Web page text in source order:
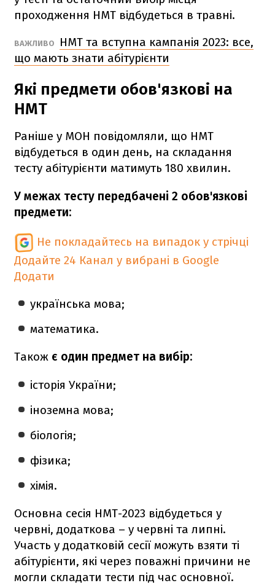
проходження НМТ відбудеться в травні.
ВАЖЛИВО
НМТ та вступна кампанія 2023: все,
що мають знати абітурієнти
Які предмети обов'язкові на
НМТ
Раніше у МОН повідомляли, що НМТ
відбудеться в один день, на складання
тесту абітурієнти матимуть 180 хвилин.
У межах тесту передбачені 2 обов'язкові
предмети:
Не покладайтесь на випадок у стрічці
Додайте 24 Канал у вибрані в Google
Додати
українська мова;
математика.
Також є один предмет на вибір:
історія України;
іноземна мова;
біологія;
фізика;
хімія.
Основна сесія НМТ-2023 відбудеться у
червні, додаткова – у червні та липні.
Участь у додатковій сесії можуть взяти ті
абітурієнти, які через поважні причини не
могли складати тести під час основної.